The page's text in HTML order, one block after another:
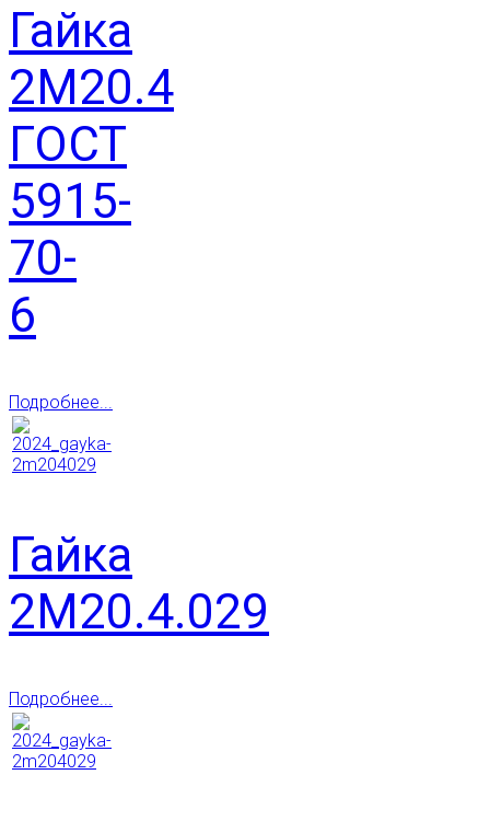
Гайка
2М20.4
ГОСТ
5915-
70-
6
Подробнее...
Гайка
2М20.4.029
Подробнее...